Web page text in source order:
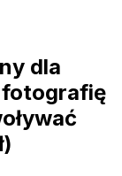
dla
fotografię